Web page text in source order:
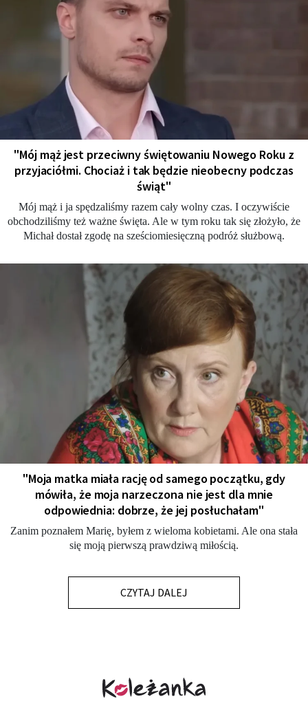
"Mój mąż jest przeciwny świętowaniu Nowego Roku z
przyjaciółmi. Chociaż i tak będzie nieobecny podczas
świąt"
Mój mąż i ja spędzaliśmy razem cały wolny czas. I oczywiście
obchodziliśmy też ważne święta. Ale w tym roku tak się złożyło, że
Michał dostał zgodę na sześciomiesięczną podróż służbową.
"Moja matka miała rację od samego początku, gdy
mówiła, że moja narzeczona nie jest dla mnie
odpowiednia: dobrze, że jej posłuchałam"
Zanim poznałem Marię, byłem z wieloma kobietami. Ale ona stała
się moją pierwszą prawdziwą miłością.
CZYTAJ DALEJ